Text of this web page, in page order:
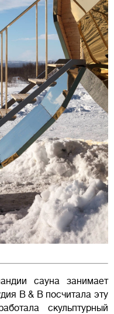
сауна занимает
B & B посчитала эту
скульптурный